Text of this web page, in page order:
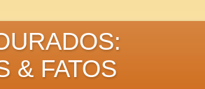
& FATOS